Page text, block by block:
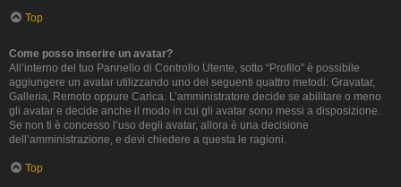
Top
Come posso inserire un avatar?
All’interno del tuo Pannello di Controllo Utente, sotto “Profilo” è possibile
aggiungere un avatar utilizzando uno dei seguenti quattro metodi: Gravatar,
Galleria, Remoto oppure Carica. L’amministratore decide se abilitare o meno
gli avatar e decide anche il modo in cui gli avatar sono messi a disposizione.
Se non ti è concesso l’uso degli avatar, allora è una decisione
dell’amministrazione, e devi chiedere a questa le ragioni.
Top